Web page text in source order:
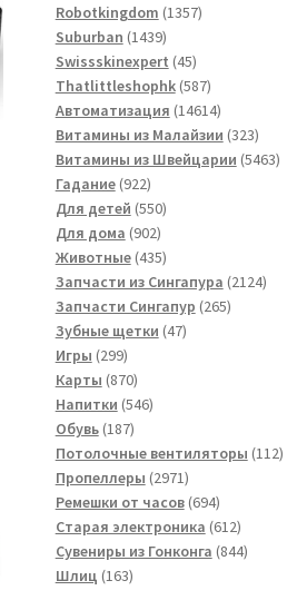
товаров
Robotkingdom 13571357
Suburban 14391439
товаров
Swissskinexpert 4545
товаров
Thatlittleshophk 587587
товаров
Автоматизация 1461414614
товаров
Витамины из Малайзии 323323
товара
Витамины из Швейцарии 54635463
Гадание 922922
товара
Для детей 550550
Для дома 902902
товара
Животные 435435
товаров
Запчасти из Сингапура 21242124
Запчасти Сингапур 265265
Зубные щетки 4747
Игры 299299
товаров
Карты 870870
товаров
Напитки 546546
Обувь 187187
товаров
Потолочные вентиляторы 112112
Пропеллеры 29712971
товар
Ремешки от часов 694694
товара
Старая электроника 612612
товаров
Сувениры из Гонконга 844844
Шлиц 163163